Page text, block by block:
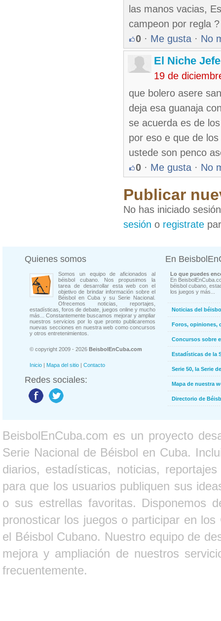
las manos vacias,
campeon por regla
0 · Me gusta · No
El Niche
19 de
que bolero asere
deja esa guanaja
se acuerda es de
por eso e que de
ustede son penco
0 · Me gusta · No
Publicar
No has iniciado
sesión o registrate
Quienes somos
Somos un equipo de aficionados al
béisbol cubano. Nos propusimos la
tarea de desarrollar esta web con el
objetivo de brindar información sobre el
Béisbol en Cuba y su Serie Nacional.
Ofrecemos noticias, reportajes,
estadísticas, foros de debate, juegos online y mucho
más... Constantemente buscamos mejorar y ampliar
nuestros servicios por lo que pronto publicaremos
nuevas secciones en nuestra web como concursos
y otros entretenimientos.
© copyright 2009 - 2026 BeisbolEnCuba.com
Inicio | Mapa del sitio | Contacto
Redes sociales:
En
Lo que puedes
En
béisbol cubano,
los juegos y más...
Noticias del
Foros, opiniones,
Concursos sobre
Estadísticas de la
Serie 50, la Serie
Mapa de nuestra
Directorio de
BeisbolEnCuba.com es un proyecto
Serie Nacional de Béisbol en Cuba.
diarios, estadísticas, noticias,
para que los usuarios publiquen sus
o sus estrellas favoritas. Disponemos
pronosticar los juegos o participar en
el Béisbol Cubano. Nuestro equipo de
mejora y ampliación de nuestros
frecuentemente.